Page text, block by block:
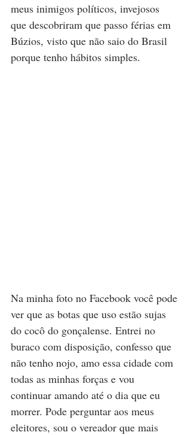
meus inimigos políticos, invejosos
que descobriram que passo férias em
Búzios, visto que não saio do Brasil
porque tenho hábitos simples.
Na minha foto no Facebook você pode
ver que as botas que uso estão sujas
do cocô do gonçalense. Entrei no
buraco com disposição, confesso que
não tenho nojo, amo essa cidade com
todas as minhas forças e vou
continuar amando até o dia que eu
morrer. Pode perguntar aos meus
eleitores, sou o vereador que mais